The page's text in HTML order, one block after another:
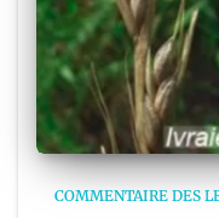
COMMENTAIRE DES